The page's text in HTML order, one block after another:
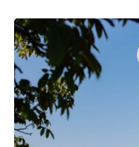
publicat în